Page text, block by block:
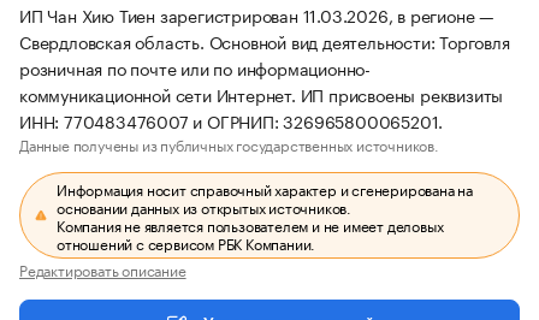
ИП Чан Хию Тиен зарегистрирован 11.03.2026, в регионе —
Свердловская область. Основной вид деятельности: Торговля
розничная по почте или по информационно-
коммуникационной сети Интернет. ИП присвоены реквизиты
ИНН: 770483476007 и ОГРНИП: 326965800065201.
Данные получены из публичных государственных источников.
Информация носит справочный характер и сгенерирована на
основании данных из открытых источников.
Компания не является пользователем и не имеет деловых
отношений с сервисом РБК Компании.
Редактировать описание